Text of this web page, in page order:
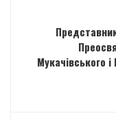
Мукачівського